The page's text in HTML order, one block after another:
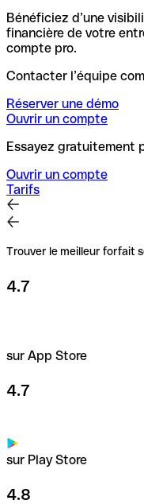
Bénéficiez d’une
financière de votre
compte pro.
Contacter l’équipe
Réserver une démo
Ouvrir un compte
Essayez gratuitement
Ouvrir un compte
Tarifs
Trouver le meilleur forfait
4.7
sur App Store
4.7
sur Play Store
4.8